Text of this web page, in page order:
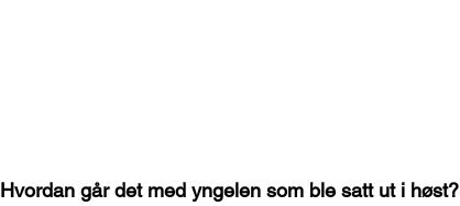
Hvordan går det med yngelen som ble satt ut i høst?